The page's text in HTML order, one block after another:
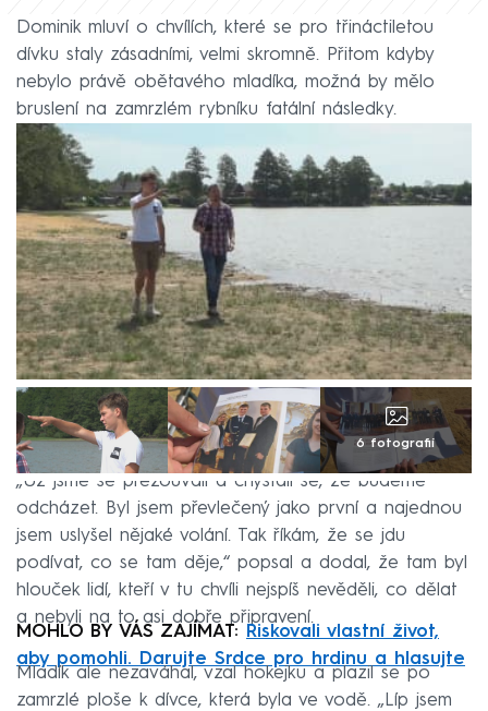
Dominik mluví o chvílích, které se pro třináctiletou
dívku staly zásadními, velmi skromně. Přitom kdyby
nebylo právě obětavého mladíka, možná by mělo
bruslení na zamrzlém rybníku fatální následky.
6 fotografií
„Už jsme se přezouvali a chystali se, že budeme
odcházet. Byl jsem převlečený jako první a najednou
jsem uslyšel nějaké volání. Tak říkám, že se jdu
podívat, co se tam děje,“ popsal a dodal, že tam byl
hlouček lidí, kteří v tu chvíli nejspíš nevěděli, co dělat
a nebyli na to asi dobře připravení.
MOHLO BY VÁS ZAJÍMAT:
Riskovali vlastní život,
aby pomohli. Darujte Srdce pro hrdinu a hlasujte
Mladík ale nezaváhal, vzal hokejku a plazil se po
zamrzlé ploše k dívce, která byla ve vodě. „Líp jsem